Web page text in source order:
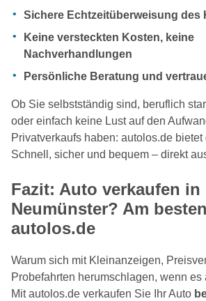
Sichere Echtzeitüberweisung des
Keine versteckten Kosten, keine
Nachverhandlungen
Persönliche Beratung und
Ob Sie selbstständig sind, beruflich
oder einfach keine Lust auf den
Privatverkaufs haben: autolos.de
Schnell, sicher und bequem – direkt
Fazit: Auto verkaufen in
Neumünster? Am
autolos.de
Warum sich mit Kleinanzeigen,
Probefahrten herumschlagen, wenn
Mit autolos.de verkaufen Sie Ihr Auto